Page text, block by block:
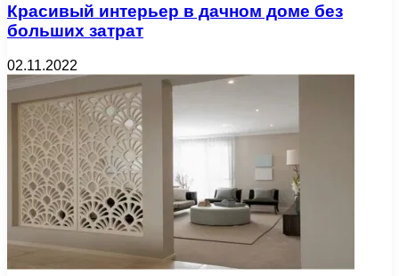
Красивый интерьер в дачном доме без
больших затрат
02.11.2022